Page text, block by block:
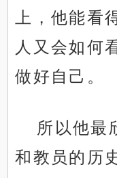
上，他能看
人又会如何
做好自己。
所以他最
和教员的历